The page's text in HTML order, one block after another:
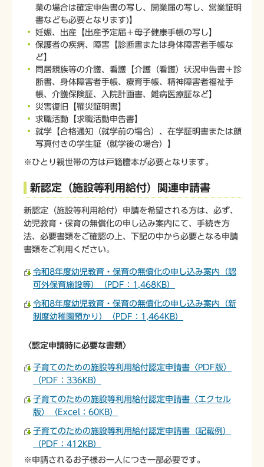
業の場合は確定申告書の写し、開業届の写し、営業証明
書なども必要となります)】
妊娠、出産【出産予定届＋母子健康手帳の写し】
保護者の疾病、障害【診断書または身体障害者手帳な
ど】
同居親族等の介護、看護【介護（看護）状況申告書＋診
断書、身体障害者手帳、療育手帳、精神障害者福祉手
帳、介護保険証、入院計画書、難病医療証など】
災害復旧【罹災証明書】
求職活動【求職活動申告書】
就学【合格通知（就学前の場合）、在学証明書または顔
写真付きの学生証（就学後の場合）】
※ひとり親世帯の方は戸籍謄本が必要となります。
新認定（施設等利用給付）関連申請書
新認定（施設等利用給付）申請を希望される方は、必ず、
幼児教育・保育の無償化の申し込み案内にて、手続き方
法、必要書類をご確認の上、下記の中から必要となる申請
書類をご利用ください。
令和8年度幼児教育・保育の無償化の申し込み案内（認
可外保育施設等）（PDF：1,468KB）
令和8年度幼児教育・保育の無償化の申し込み案内（新
制度幼稚園預かり）（PDF：1,464KB）
〈認定申請時に必要な書類〉
子育てのための施設等利用給付認定申請書〈PDF版〉
（PDF：336KB）
子育てのための施設等利用給付認定申請書〈エクセル
版〉（Excel：60KB）
子育てのための施設等利用給付認定申請書（記載例）
（PDF：412KB）
※申請されるお子様お一人につき一部必要です。